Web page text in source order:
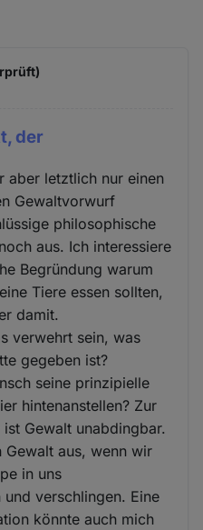
der
aber letztlich nur einen
Gewaltvorwurf
philosophische
aus. Ich interessiere
Begründung warum
Tiere essen sollten,
damit.
verwehrt sein, was
gegeben ist?
seine prinzipielle
hintenanstellen? Zur
Gewalt unabdingbar.
aus, wenn wir
in uns
verschlingen. Eine
könnte auch mich